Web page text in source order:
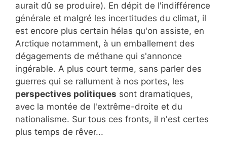
aurait dû se produire). En dépit de l'indifférence
générale et malgré les incertitudes du climat, il
est encore plus certain hélas qu'on assiste, en
Arctique notamment, à un emballement des
dégagements de méthane qui s'annonce
ingérable. A plus court terme, sans parler des
guerres qui se rallument à nos portes, les
perspectives politiques sont dramatiques,
avec la montée de l'extrême-droite et du
nationalisme. Sur tous ces fronts, il n'est certes
plus temps de rêver...